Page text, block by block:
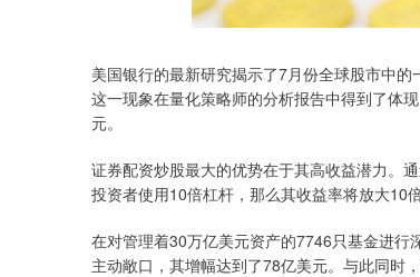
美国银行的最新研究揭示了7月份全球股市中
这一现象在量化策略师的分析报告中得到了体
元。
证券配资炒股最大的优势在于其高收益潜力。
投资者使用10倍杠杆，那么其收益率将放大10倍
在对管理着30万亿美元资产的7746只基金进行
主动敞口，其增幅达到了78亿美元。与此同时